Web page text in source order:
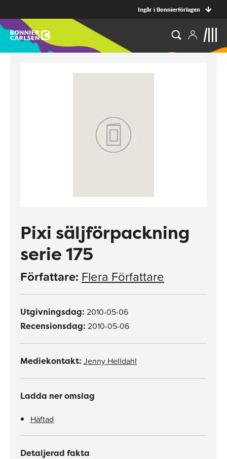
Ingår i Bonnierförlagen
Pixi säljförpackning
serie 175
Författare: Flera Författare
Utgivningsdag: 2010-05-06
Recensionsdag: 2010-05-06
Mediekontakt: Jenny Helldahl
Ladda ner omslag
Häftad
Detaljerad fakta